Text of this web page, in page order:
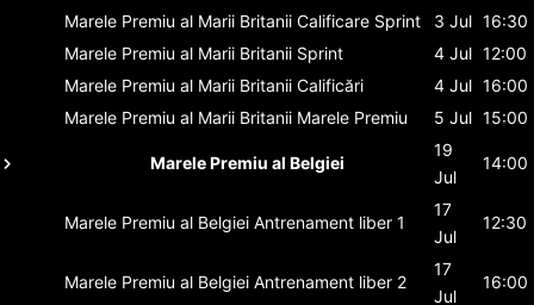
Marele Premiu al Marii Britanii Calificare Sprint 3 Jul 16:30
Marele Premiu al Marii Britanii Sprint 4 Jul 12:00
Marele Premiu al Marii Britanii Calificări 4 Jul 16:00
Marele Premiu al Marii Britanii Marele Premiu 5 Jul 15:00
Marele Premiu al Belgiei
19
Jul
14:00
Marele Premiu al Belgiei Antrenament liber 1
17
Jul
12:30
Marele Premiu al Belgiei Antrenament liber 2
17
Jul
16:00